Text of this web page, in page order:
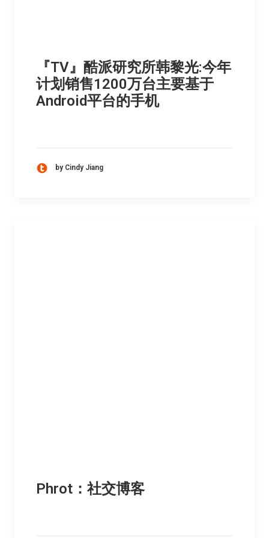
『TV』酷派研究所韩黎光:今年
计划销售1200万台主要基于
Android平台的手机
by Cindy Jiang
Phrot：社交博客